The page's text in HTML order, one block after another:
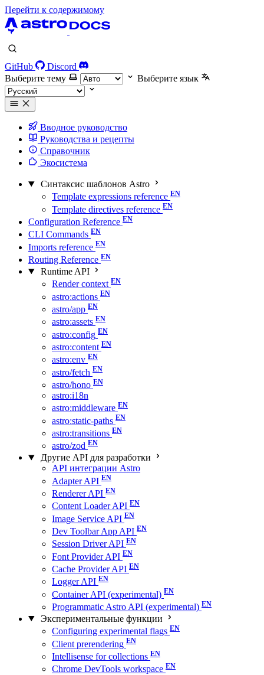
Перейти к содержимому
GitHub
Discord
Выберите тему
Выберите язык
Вводное руководство
Руководства и рецепты
Справочник
Экосистема
Синтаксис шаблонов Astro
Template expressions reference
Template directives reference
Configuration Reference
CLI Commands
Imports reference
Routing Reference
Runtime API
Render context
astro:actions
astro/app
astro:assets
astro:config
astro:content
astro:env
astro/fetch
astro/hono
astro:i18n
astro:middleware
astro:static-paths
astro:transitions
astro/zod
Другие API для разработки
API интеграции Astro
Adapter API
Renderer API
Content Loader API
Image Service API
Dev Toolbar App API
Session Driver API
Font Provider API
Cache Provider API
Logger API
Container API (experimental)
Programmatic Astro API (experimental)
Экспериментальные функции
Configuring experimental flags
Client prerendering
Intellisense for collections
Chrome DevTools workspace